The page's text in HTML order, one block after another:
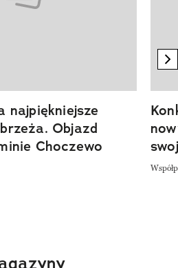
najpiękniejsze
Objazd
Choczewo